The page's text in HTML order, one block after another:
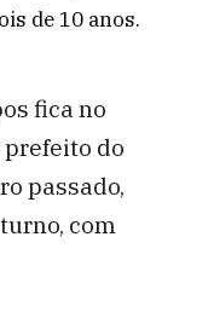
de 10 anos.
fica no
do
passado,
com